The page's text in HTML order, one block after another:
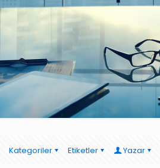
Kategoriler Etiketler Yazar